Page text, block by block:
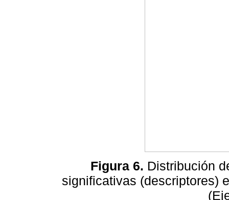
Figura 6. Distribución
significativas (descriptores)